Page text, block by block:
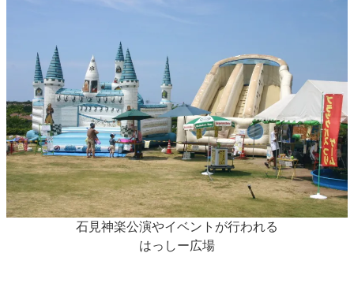
石見神楽公演やイベントが行われる
はっしー広場